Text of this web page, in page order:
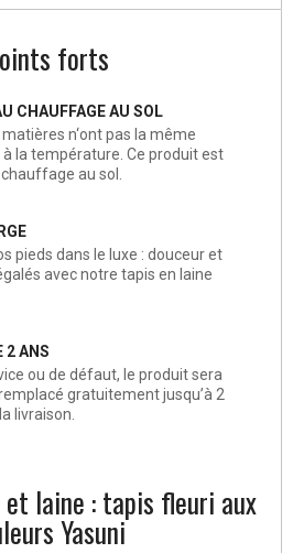
forts
CHAUFFAGE AU SOL
n‘ont pas la même
la température. Ce produit est
au sol.
pieds dans le luxe : douceur et
avec notre tapis en laine
2 ANS
ou de défaut, le produit sera
gratuitement jusqu’à 2
livraison.
et laine : tapis fleuri aux
Yasuni